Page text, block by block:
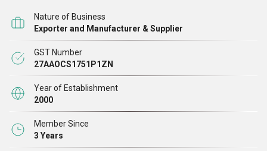
आवश्यकताओं और ग्राहकों की जरूरतों को ध्यान में रखते हुए,
पेशकश की गई रेंज विविध और अनुकूलित है। अधिक से अधिक
दर्शकों की जरूरतों को प्रभावी ढंग से पूरा करने के लिए, हमने अपनी
पेशकशों की कीमतों को यथासंभव कम रखा है। इसके अलावा, हम
अपनी मजबूत लॉजिस्टिक्स और डिलीवरी टीम द्वारा समर्थित हैं, जो
हमें सभी वस्तुओं की समय पर डिलीवरी सुनिश्चित करने में मदद
करती
है।
Nature of Business
Exporter and Manufacturer & Supplier
GST Number
27AAOCS1751P1ZN
Year of Establishment
2000
Member Since
3 Years